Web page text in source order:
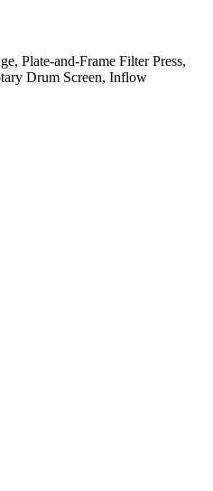
Plate-and-Frame Filter Press,
Drum Screen, Inflow